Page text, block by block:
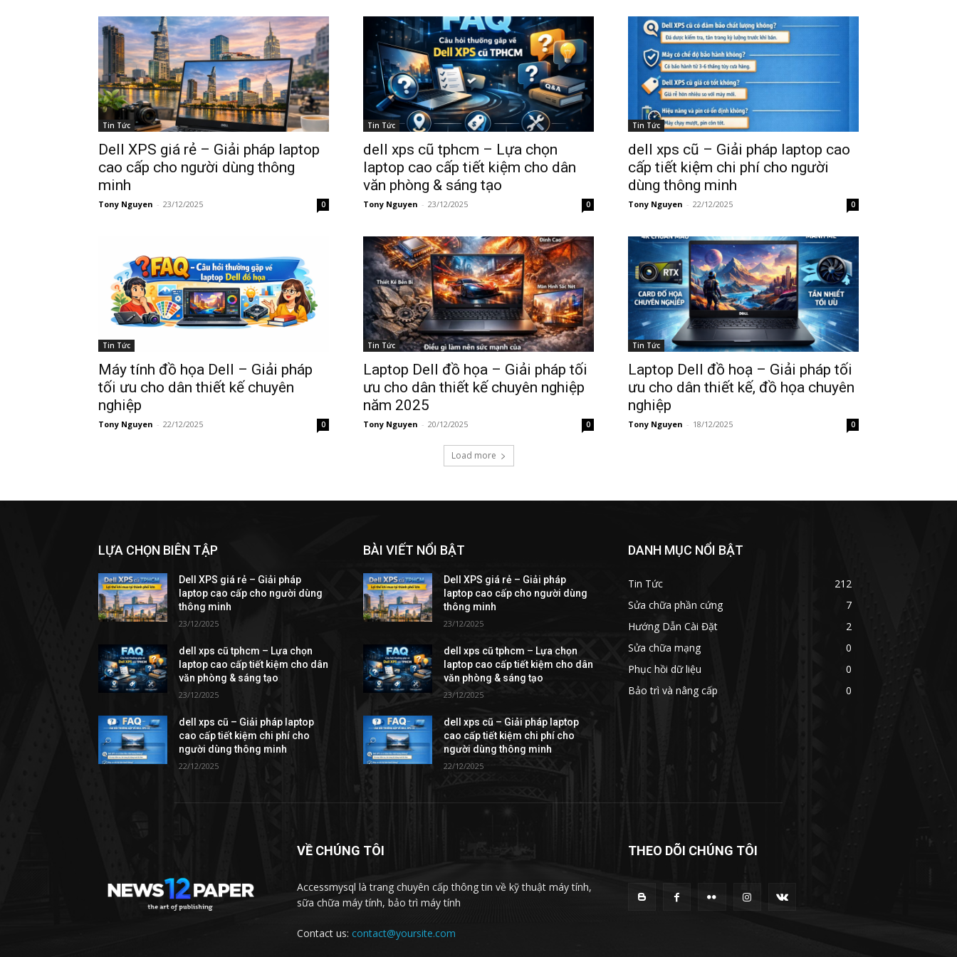
Tin Tức
Dell XPS giá rẻ – Giải pháp laptop
cao cấp cho người dùng thông
minh
Tony Nguyen - 23/12/2025 0
Tin Tức
dell xps cũ tphcm – Lựa chọn
laptop cao cấp tiết kiệm cho dân
văn phòng & sáng tạo
Tony Nguyen - 23/12/2025 0
Tin Tức
dell xps cũ – Giải pháp laptop cao
cấp tiết kiệm chi phí cho người
dùng thông minh
Tony Nguyen - 22/12/2025 0
Tin Tức
Máy tính đồ họa Dell – Giải pháp
tối ưu cho dân thiết kế chuyên
nghiệp
Tony Nguyen - 22/12/2025 0
Tin Tức
Laptop Dell đồ họa – Giải pháp tối
ưu cho dân thiết kế chuyên nghiệp
năm 2025
Tony Nguyen - 20/12/2025 0
Tin Tức
Laptop Dell đồ hoạ – Giải pháp tối
ưu cho dân thiết kế, đồ họa chuyên
nghiệp
Tony Nguyen - 18/12/2025 0
Load more
LỰA CHỌN BIÊN TẬP
Dell XPS giá rẻ – Giải pháp
laptop cao cấp cho người dùng
thông minh
23/12/2025
dell xps cũ tphcm – Lựa chọn
laptop cao cấp tiết kiệm cho dân
văn phòng & sáng tạo
23/12/2025
dell xps cũ – Giải pháp laptop
cao cấp tiết kiệm chi phí cho
người dùng thông minh
22/12/2025
BÀI VIẾT NỔI BẬT
Dell XPS giá rẻ – Giải pháp
laptop cao cấp cho người dùng
thông minh
23/12/2025
dell xps cũ tphcm – Lựa chọn
laptop cao cấp tiết kiệm cho dân
văn phòng & sáng tạo
23/12/2025
dell xps cũ – Giải pháp laptop
cao cấp tiết kiệm chi phí cho
người dùng thông minh
22/12/2025
DANH MỤC NỔI BẬT
Tin Tức
212
Sửa chữa phần cứng
7
Hướng Dẫn Cài Đặt
2
Sửa chữa mạng
0
Phục hồi dữ liệu
0
Bảo trì và nâng cấp
0
VỀ CHÚNG TÔI
Accessmysql là trang chuyên cấp thông tin về kỹ thuật máy tính,
sữa chữa máy tính, bảo trì máy tính
Contact us: contact@yoursite.com
THEO DÕI CHÚNG TÔI